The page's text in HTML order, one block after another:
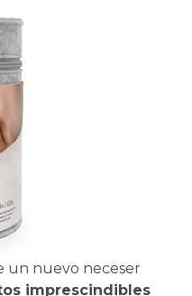
un nuevo neceser
imprescindibles